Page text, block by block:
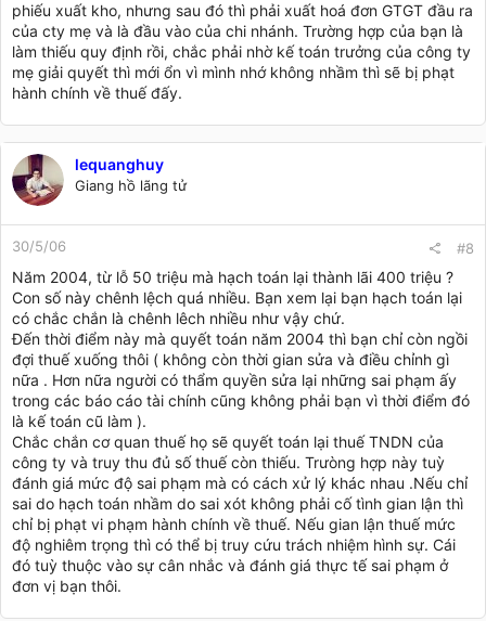
phiếu xuất kho, nhưng sau đó thì phải xuất hoá đơn GTGT đầu ra
của cty mẹ và là đầu vào của chi nhánh. Trường hợp của bạn là
làm thiếu quy định rồi, chắc phải nhờ kế toán trưởng của công ty
mẹ giải quyết thì mới ổn vì mình nhớ không nhầm thì sẽ bị phạt
hành chính về thuế đấy.
lequanghuy
Giang hồ lãng tử
30/5/06 #8
Năm 2004, từ lỗ 50 triệu mà hạch toán lại thành lãi 400 triệu ?
Con số này chênh lệch quá nhiều. Bạn xem lại bạn hạch toán lại
có chắc chắn là chênh lêch nhiều như vậy chứ.
Đến thời điểm này mà quyết toán năm 2004 thì bạn chỉ còn ngồi
đợi thuế xuống thôi ( không còn thời gian sửa và điều chỉnh gì
nữa . Hơn nữa người có thẩm quyền sửa lại những sai phạm ấy
trong các báo cáo tài chính cũng không phải bạn vì thời điểm đó
là kế toán cũ làm ).
Chắc chắn cơ quan thuế họ sẽ quyết toán lại thuế TNDN của
công ty và truy thu đủ số thuế còn thiếu. Trưòng hợp này tuỳ
đánh giá mức độ sai phạm mà có cách xử lý khác nhau .Nếu chỉ
sai do hạch toán nhầm do sai xót không phải cố tình gian lận thì
chỉ bị phạt vi phạm hành chính về thuế. Nếu gian lận thuế mức
độ nghiêm trọng thì có thể bị truy cứu trách nhiệm hình sự. Cái
đó tuỳ thuộc vào sự cân nhắc và đánh giá thực tế sai phạm ở
đơn vị bạn thôi.